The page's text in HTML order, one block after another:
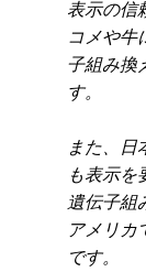
表示の信
コメや牛
子組み換
す。
また、日
も表示を
遺伝子組
アメリカ
です。